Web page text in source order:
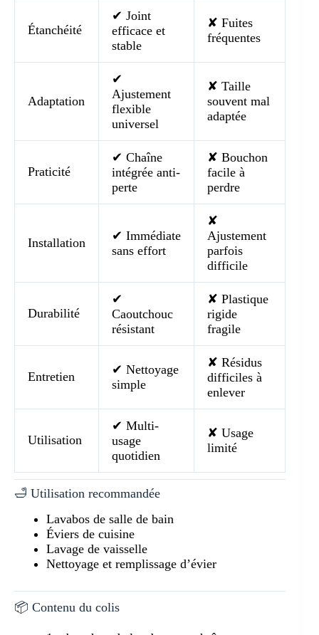
Étanchéité
✔ Joint
efficace et
stable
✘ Fuites
fréquentes
Adaptation
✔
Ajustement
flexible
universel
✘ Taille
souvent mal
adaptée
Praticité
✔ Chaîne
intégrée anti-
perte
✘ Bouchon
facile à
perdre
Installation
✔ Immédiate
sans effort
✘
Ajustement
parfois
difficile
Durabilité
✔
Caoutchouc
résistant
✘ Plastique
rigide
fragile
Entretien
✔ Nettoyage
simple
✘ Résidus
difficiles à
enlever
Utilisation
✔ Multi-
usage
quotidien
✘ Usage
limité
🛁 Utilisation recommandée
Lavabos de salle de bain
Éviers de cuisine
Lavage de vaisselle
Nettoyage et remplissage d’évier
📦 Contenu du colis